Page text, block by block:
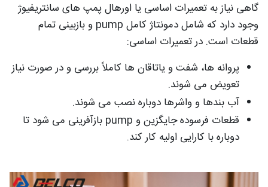
گاهی نیاز به تعمیرات اساسی یا اورهال پمپ های سانتریفیوژ
وجود دارد که شامل دمونتاژ کامل pump و بازبینی تمام
قطعات است. در تعمیرات اساسی:
پروانه ها، شفت و یاتاقان ها کاملاً بررسی و در صورت نیاز
تعویض می شوند.
آب بندها و واشرها دوباره نصب می شوند.
قطعات فرسوده جایگزین و pump بازآفرینی می شود تا
دوباره با کارایی اولیه کار کند.